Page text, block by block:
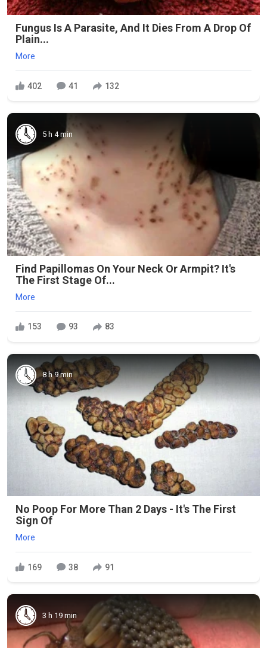
Fungus Is A Parasite, And It Dies From A Drop Of
Plain...
More
402 41 132
5 h 4 min
Find Papillomas On Your Neck Or Armpit? It's
The First Stage Of...
More
153 93 83
8 h 9 min
No Poop For More Than 2 Days - It's The First
Sign Of
More
169 38 91
3 h 19 min